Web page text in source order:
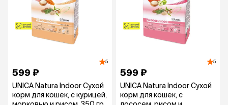
5
599 ₽
UNICA Natura Indoor Сухой
корм для кошек, с курицей,
5
599 ₽
UNICA Natura Indoor Сухой
корм для кошек, с